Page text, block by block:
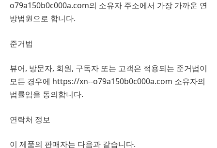
o79a150b0c000a.com의 소유자 주소에서 가장 가까운 연
방법원으로 합니다.
준거법
뷰어, 방문자, 회원, 구독자 또는 고객은 적용되는 준거법이
모든 경우에 https://xn--o79a150b0c000a.com 소유자의
법률임을 동의합니다.
연락처 정보
이 제품의 판매자는 다음과 같습니다.